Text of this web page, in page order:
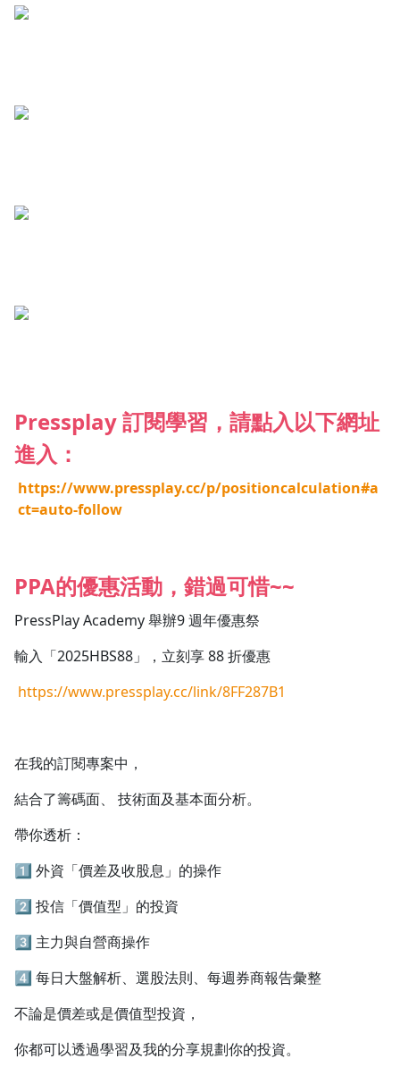
Pressplay 訂閱學習，請點入以下網址
進入：
https://www.pressplay.cc/p/positioncalculation#a
ct=auto-follow
PPA的優惠活動，錯過可惜~~
PressPlay Academy 舉辦9 週年優惠祭
輸入「2025HBS88」，立刻享 88 折優惠
https://www.pressplay.cc/link/8FF287B1
在我的訂閱專案中，
結合了籌碼面、 技術面及基本面分析。
帶你透析：
1️⃣ 外資「價差及收股息」的操作
2️⃣ 投信「價值型」的投資
3️⃣ 主力與自營商操作
4️⃣ 每日大盤解析、選股法則、每週券商報告彙整
不論是價差或是價值型投資，
你都可以透過學習及我的分享規劃你的投資。
沒有待播放的清單
去逛逛